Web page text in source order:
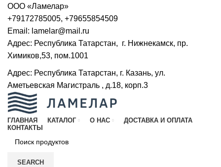
ООО «Ламелар»
+79172785005, +79655854509
Email: lamelar@mail.ru
Адрес: Республика Татарстан, г. Нижнекамск, пр.
Химиков,53, пом.1001
Адрес: Республика Татарстан, г. Казань, ул.
Аметьевская Магистраль , д.18, корп.3
ГЛАВНАЯ КАТАЛОГ О НАС
ДОСТАВКА И ОПЛАТА
КОНТАКТЫ
SEARCH